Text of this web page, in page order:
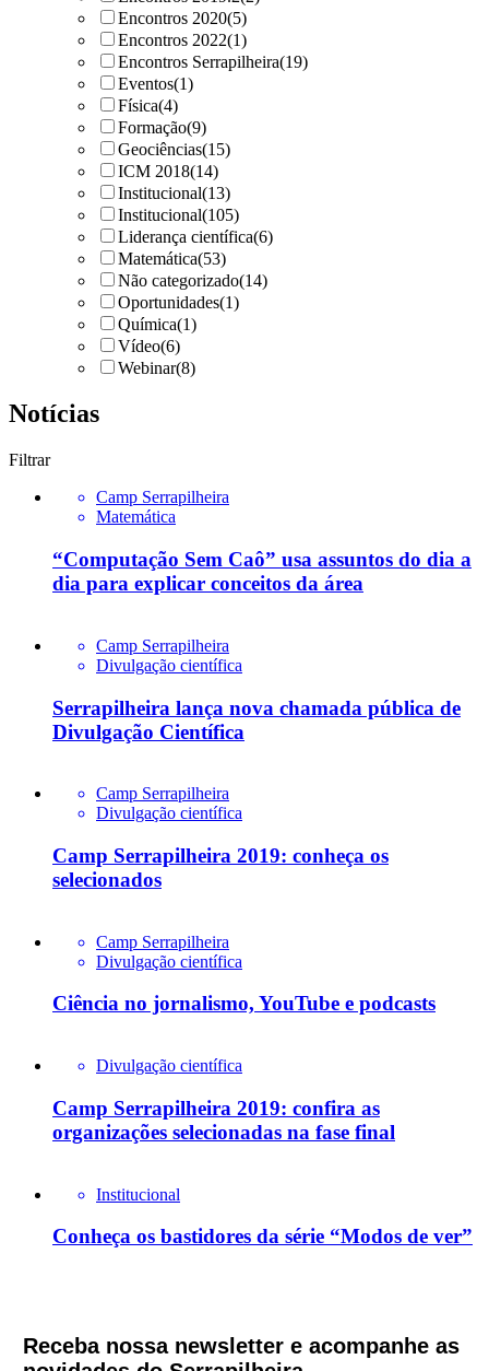
Encontros 2020(5)
Encontros 2022(1)
Encontros Serrapilheira(19)
Eventos(1)
Física(4)
Formação(9)
Geociências(15)
ICM 2018(14)
Institucional(13)
Institucional(105)
Liderança científica(6)
Matemática(53)
Não categorizado(14)
Oportunidades(1)
Química(1)
Vídeo(6)
Webinar(8)
Notícias
Filtrar
Camp Serrapilheira
Matemática
“Computação Sem Caô” usa assuntos do dia a
dia para explicar conceitos da área
Camp Serrapilheira
Divulgação científica
Serrapilheira lança nova chamada pública de
Divulgação Científica
Camp Serrapilheira
Divulgação científica
Camp Serrapilheira 2019: conheça os
selecionados
Camp Serrapilheira
Divulgação científica
Ciência no jornalismo, YouTube e podcasts
Divulgação científica
Camp Serrapilheira 2019: confira as
organizações selecionadas na fase final
Institucional
Conheça os bastidores da série “Modos de ver”
Receba nossa newsletter e acompanhe as